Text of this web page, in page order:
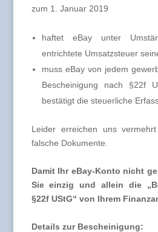
zum 1. Januar 2019
haftet eBay unter
entrichtete Umsatzsteuer
muss eBay von jedem
Bescheinigung nach §22f
bestätigt die steuerliche
Leider erreichen uns
falsche Dokumente.
Damit Ihr eBay-Konto nicht
Sie einzig und allein die
§22f UStG“ von Ihrem
Details zur Bescheinigung: